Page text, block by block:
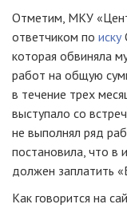
Отметим, МКУ
ответчиком по иску
которая обвиняла
работ на общую
в течение трех
выступало со
не выполнял ряд
постановила, что в
должен заплатить
Как говорится на